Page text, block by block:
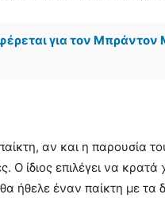
για τον Μπράντον
αν και η παρουσία
Ο ίδιος επιλέγει να
ήθελε έναν παίκτη με τα